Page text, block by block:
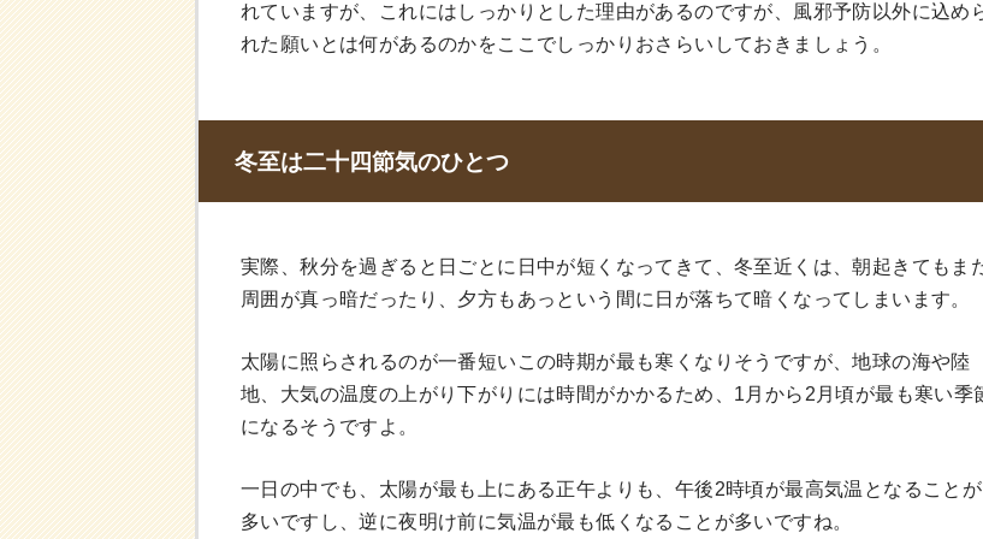
れていますが、これにはしっかりとした理由があるのですが、風邪予防以外に込め
れた願いとは何があるのかをここでしっかりおさらいしておきましょう。
冬至は二十四節気のひとつ
実際、秋分を過ぎると日ごとに日中が短くなってきて、冬至近くは、朝起きてもま
周囲が真っ暗だったり、夕方もあっという間に日が落ちて暗くなってしまいます。
太陽に照らされるのが一番短いこの時期が最も寒くなりそうですが、地球の海や陸
地、大気の温度の上がり下がりには時間がかかるため、1月から2月頃が最も寒い季
になるそうですよ。
一日の中でも、太陽が最も上にある正午よりも、午後2時頃が最高気温となることが
多いですし、逆に夜明け前に気温が最も低くなることが多いですね。